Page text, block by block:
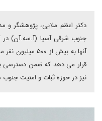
دکتر اعظم ملایی، پژوهشگر و
آنها به بیش از
قرار می دهد که ضمن دسترسی
نیز در حوزه ثبات و امنیت جنوب